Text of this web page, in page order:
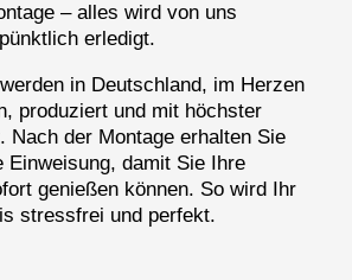
– alles wird von uns
erledigt.
in Deutschland, im Herzen
produziert und mit höchster
Nach der Montage erhalten Sie
Einweisung, damit Sie Ihre
genießen können. So wird Ihr
stressfrei und perfekt.